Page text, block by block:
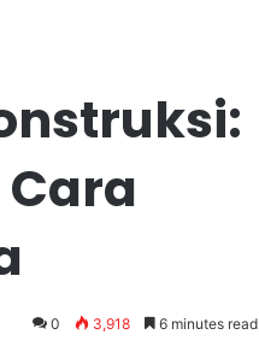
0 3,918 6 minutes read